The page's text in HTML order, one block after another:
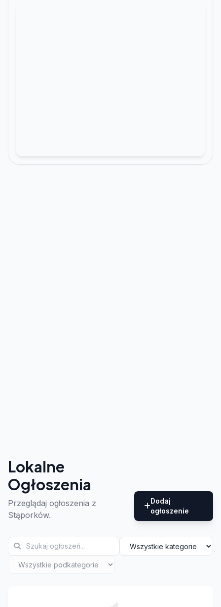
Lokalne
Ogłoszenia
Przeglądaj ogłoszenia z
Stąporków.
Dodaj
ogłoszenie